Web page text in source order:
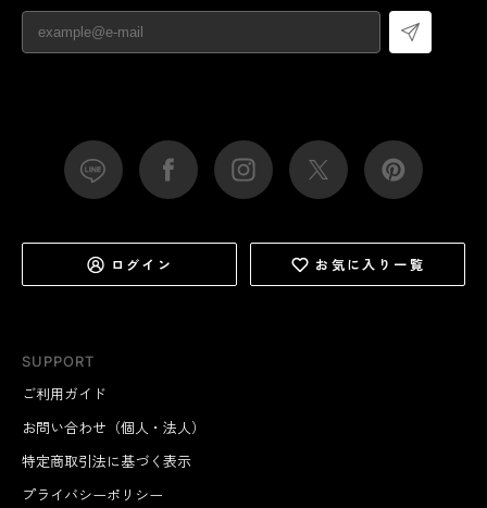
SUPPORT
ご利用ガイド
お問い合わせ（個人・法人）
特定商取引法に基づく表示
プライバシーポリシー
ログイン お気に入り一覧